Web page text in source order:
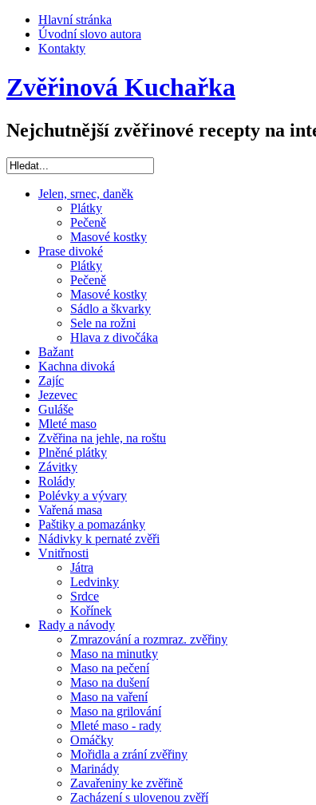
Hlavní stránka
Úvodní slovo autora
Kontakty
Zvěřinová Kuchařka
Nejchutnější zvěřinové recepty na
Jelen, srnec, daněk
Plátky
Pečeně
Masové kostky
Prase divoké
Plátky
Pečeně
Masové kostky
Sádlo a škvarky
Sele na rožni
Hlava z divočáka
Bažant
Kachna divoká
Zajíc
Jezevec
Guláše
Mleté maso
Zvěřina na jehle, na roštu
Plněné plátky
Závitky
Rolády
Polévky a vývary
Vařená masa
Paštiky a pomazánky
Nádivky k pernaté zvěři
Vnitřnosti
Játra
Ledvinky
Srdce
Kořínek
Rady a návody
Zmrazování a rozmraz. zvěřiny
Maso na minutky
Maso na pečení
Maso na dušení
Maso na vaření
Maso na grilování
Mleté maso - rady
Omáčky
Mořidla a zrání zvěřiny
Marinády
Zavařeniny ke zvěřině
Zacházení s ulovenou zvěří